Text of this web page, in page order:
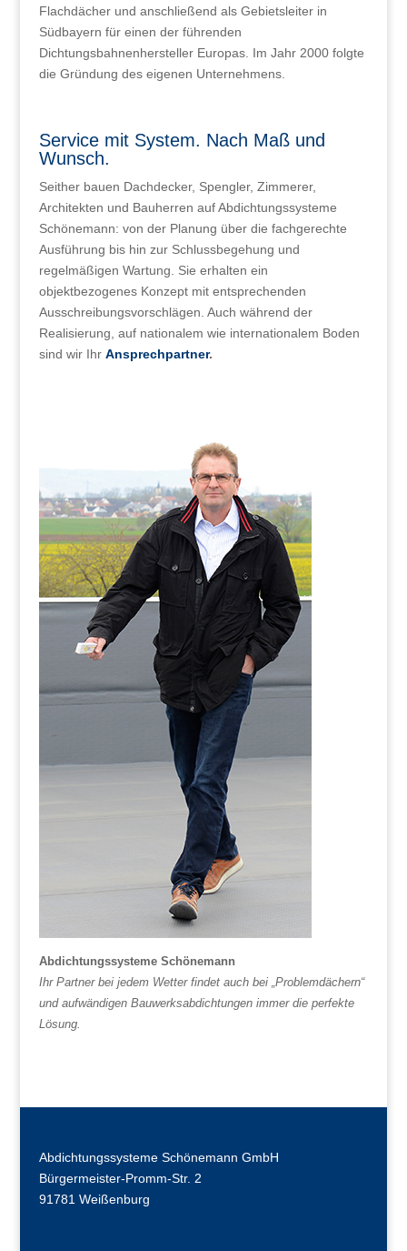
Flachdächer und anschließend als Gebietsleiter in
Südbayern für einen der führenden
Dichtungsbahnenhersteller Europas. Im Jahr 2000 folgte
die Gründung des eigenen Unternehmens.
Service mit System. Nach Maß und
Wunsch.
Seither bauen Dachdecker, Spengler, Zimmerer,
Architekten und Bauherren auf Abdichtungssysteme
Schönemann: von der Planung über die fachgerechte
Ausführung bis hin zur Schlussbegehung und
regelmäßigen Wartung. Sie erhalten ein
objektbezogenes Konzept mit entsprechenden
Ausschreibungsvorschlägen. Auch während der
Realisierung, auf nationalem wie internationalem Boden
sind wir Ihr Ansprechpartner.
Abdichtungssysteme Schönemann
Ihr Partner bei jedem Wetter findet auch bei „Problemdächern“
und aufwändigen Bauwerksabdichtungen immer die perfekte
Lösung.
Abdichtungssysteme Schönemann GmbH
Bürgermeister-Promm-Str. 2
91781 Weißenburg